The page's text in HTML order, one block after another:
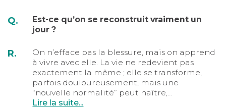
Q.
Est-ce qu’on se reconstruit vraiment un
jour ?
R.
On n’efface pas la blessure, mais on apprend
à vivre avec elle. La vie ne redevient pas
exactement la même ; elle se transforme,
parfois douloureusement, mais une
“nouvelle normalité” peut naître,…
Lire la suite...